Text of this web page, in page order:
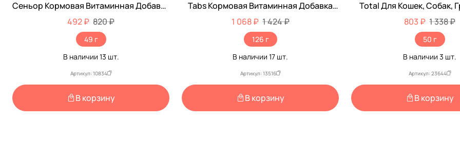
Сеньор Кормовая Витаминная Добавка
Для Пожилых Собак 75шт 11519
492 ₽ 820 ₽
49 г
В наличии 13 шт.
Артикул: 10834
В корзину
Tabs Кормовая Витаминная Добавка
Для Собак 180шт 12542
1 068 ₽ 1 424 ₽
126 г
В наличии 17 шт.
Артикул: 13516
В корзину
Total Для Кошек, Собак,
Птиц При Линьке 50мл
803 ₽ 1 338 ₽
50 г
В наличии 3 шт.
Артикул: 23644
В корзину